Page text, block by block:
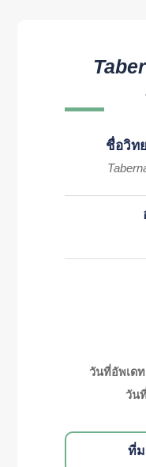
ชื่อวิท
วันที่อัพเด
วัน
ที่